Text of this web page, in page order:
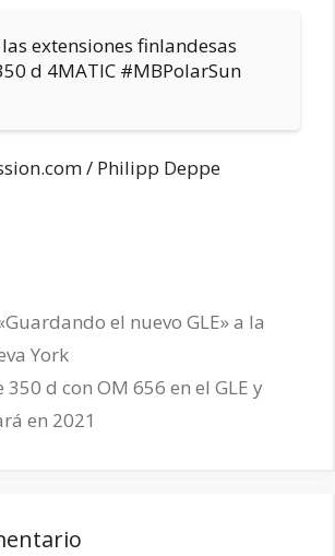
extensiones finlandesas
d 4MATIC #MBPolarSun
/ Philipp Deppe
el nuevo GLE» a la
York
350 d con OM 656 en el GLE y
en 2021